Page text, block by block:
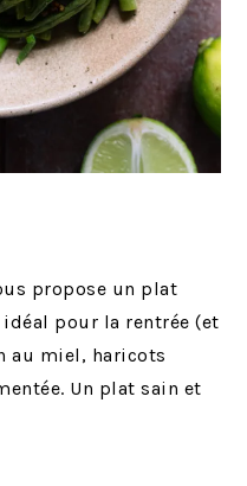
propose un plat
pour la rentrée (et
au miel, haricots
Un plat sain et